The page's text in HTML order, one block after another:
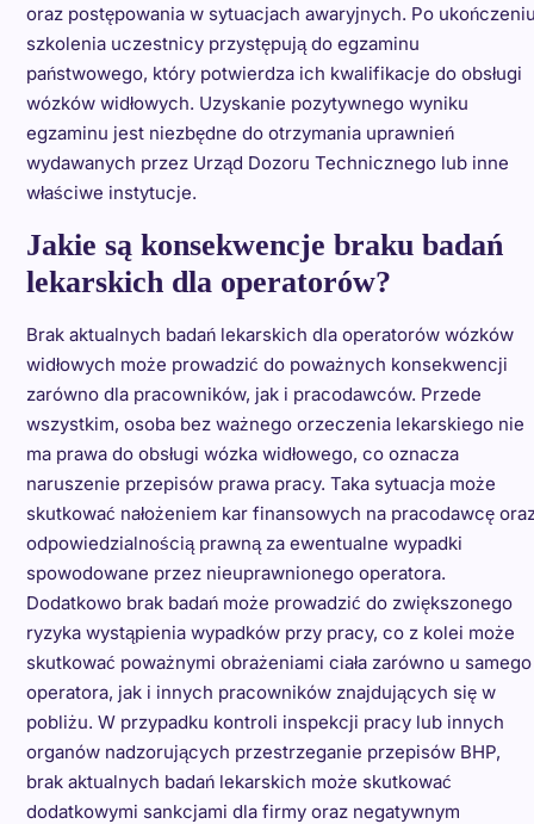
oraz postępowania w sytuacjach awaryjnych. Po
szkolenia uczestnicy przystępują do egzaminu
państwowego, który potwierdza ich kwalifikacje do obsługi
wózków widłowych. Uzyskanie pozytywnego wyniku
egzaminu jest niezbędne do otrzymania uprawnień
wydawanych przez Urząd Dozoru Technicznego lub inne
właściwe instytucje.
Jakie są konsekwencje braku badań
lekarskich dla operatorów?
Brak aktualnych badań lekarskich dla operatorów wózków
widłowych może prowadzić do poważnych konsekwencji
zarówno dla pracowników, jak i pracodawców. Przede
wszystkim, osoba bez ważnego orzeczenia lekarskiego nie
ma prawa do obsługi wózka widłowego, co oznacza
naruszenie przepisów prawa pracy. Taka sytuacja może
skutkować nałożeniem kar finansowych na pracodawcę
odpowiedzialnością prawną za ewentualne wypadki
spowodowane przez nieuprawnionego operatora.
Dodatkowo brak badań może prowadzić do zwiększonego
ryzyka wystąpienia wypadków przy pracy, co z kolei może
skutkować poważnymi obrażeniami ciała zarówno u samego
operatora, jak i innych pracowników znajdujących się w
pobliżu. W przypadku kontroli inspekcji pracy lub innych
organów nadzorujących przestrzeganie przepisów BHP,
brak aktualnych badań lekarskich może skutkować
dodatkowymi sankcjami dla firmy oraz negatywnym